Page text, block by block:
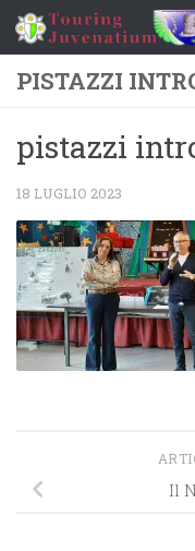
Salta al contenuto
PISTAZZI
pistazzi
18 LUGLIO 2023
Il